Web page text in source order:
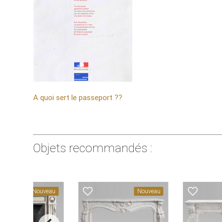
A quoi sert le passeport ??
Objets recommandés :
Nouveau
Nouveau